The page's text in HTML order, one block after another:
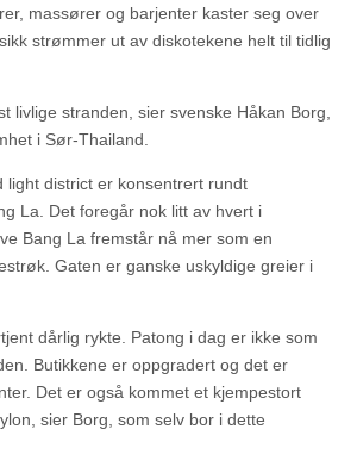
massører og barjenter kaster seg over
strømmer ut av diskotekene helt til tidlig
livlige stranden, sier svenske Håkan Borg,
i Sør-Thailand.
light district er konsentrert rundt
La. Det foregår nok litt av hvert i
Bang La fremstår nå mer som en
Gaten er ganske uskyldige greier i
dårlig rykte. Patong i dag er ikke som
Butikkene er oppgradert og det er
Det er også kommet et kjempestort
sier Borg, som selv bor i dette